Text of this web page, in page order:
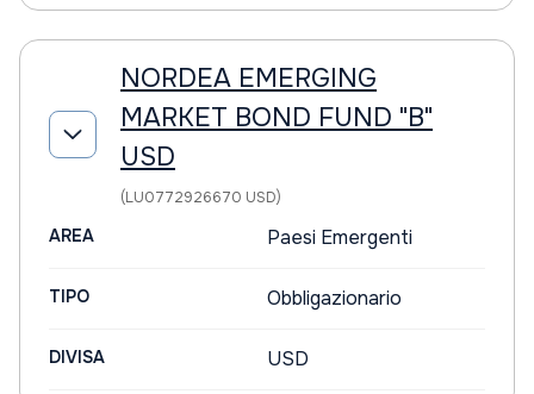
NORDEA EMERGING
MARKET BOND FUND "B"
USD
(LU0772926670 USD)
AREA Paesi Emergenti
TIPO Obbligazionario
DIVISA USD